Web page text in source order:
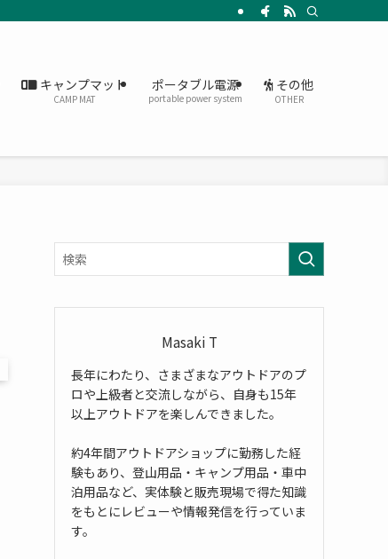
キャンプマット
CAMP MAT
ポータブル電源
portable power system
その他
OTHER
Masaki T
長年にわたり、さまざまなアウトドアのプ
ロや上級者と交流しながら、自身も15年
以上アウトドアを楽しんできました。
約4年間アウトドアショップに勤務した経
験もあり、登山用品・キャンプ用品・車中
泊用品など、実体験と販売現場で得た知識
をもとにレビューや情報発信を行っていま
す。